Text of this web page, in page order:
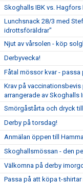
Skoghalls IBK vs. Hagfors
Lunchsnack 28/3 med
idrottsföräldrar"
Njut av vårsolen - köp
Derbyvecka!
Fåtal mössor kvar - passa
Krav på
arrangerade av Skoghalls
Smörgåstårta och dryck
Derby på torsdag!
Anmälan öppen till
Skoghallsmössan - den
Välkomna på derby
Passa på att köpa t-